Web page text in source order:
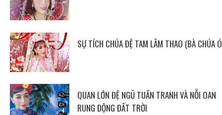
SỰ TÍCH CHÚA ĐỆ TAM LÂM THAO (BÀ CHÚA
QUAN LỚN ĐỆ NGŨ TUẦN TRANH VÀ NỖI OAN
RUNG ĐỘNG ĐẤT TRỜI